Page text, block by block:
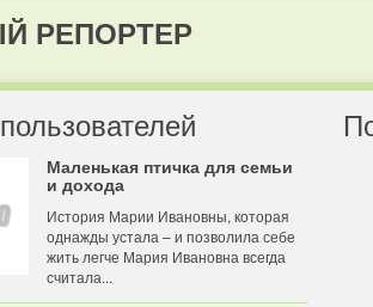
РЕПОРТЕР
Маленькая птичка для семьи
и дохода
История Марии Ивановны, которая
однажды устала – и позволила себе
жить легче Мария Ивановна всегда
считала...